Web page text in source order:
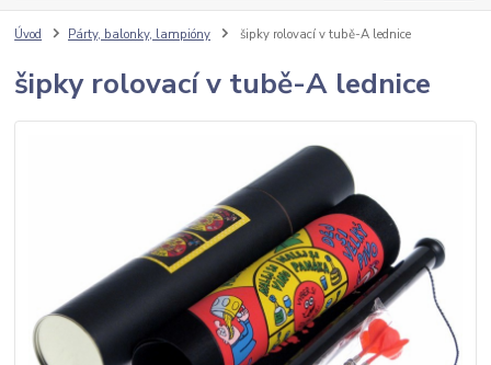
Úvod Párty, balonky, lampióny šipky rolovací v tubě-A lednice
šipky rolovací v tubě-A lednice